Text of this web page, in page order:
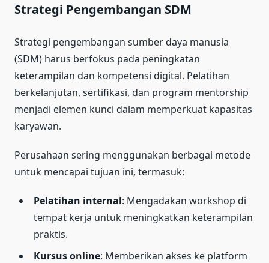
Strategi Pengembangan SDM
Strategi pengembangan sumber daya manusia
(SDM) harus berfokus pada peningkatan
keterampilan dan kompetensi digital. Pelatihan
berkelanjutan, sertifikasi, dan program mentorship
menjadi elemen kunci dalam memperkuat kapasitas
karyawan.
Perusahaan sering menggunakan berbagai metode
untuk mencapai tujuan ini, termasuk:
Pelatihan internal: Mengadakan workshop di
tempat kerja untuk meningkatkan keterampilan
praktis.
Kursus online: Memberikan akses ke platform